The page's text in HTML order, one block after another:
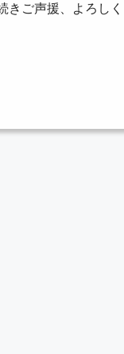
きご声援、よろしく